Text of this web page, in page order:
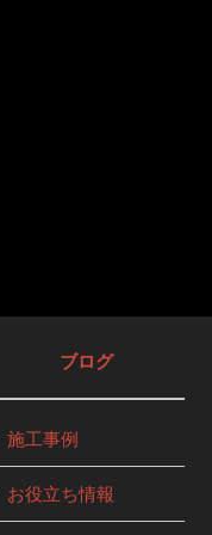
ブログ
施工事例
お役立ち情報